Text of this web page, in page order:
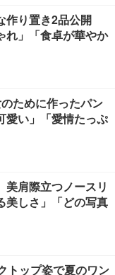
作り置き2品公開
れ」「食卓が華やか
ために作ったパン
愛い」「愛情たっぷ
美肩際立つノースリ
美しさ」「どの写真
トップ姿で夏のワン